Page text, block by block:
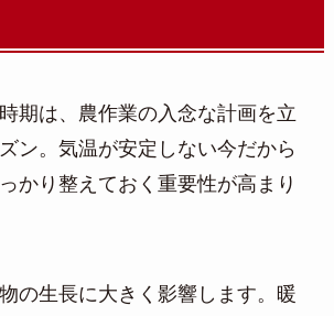
期は、農作業の入念な計画を立
ン。気温が安定しない今だから
かり整えておく重要性が高まり
の生長に大きく影響します。暖